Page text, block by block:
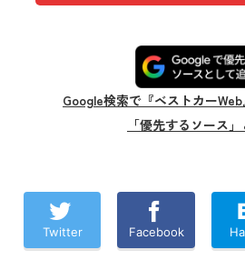
Google検索で『ベストカー
「優先するソース」
Twitter Facebook